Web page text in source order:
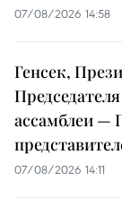
07/08/2026 14:58
Генсек,
ассамблеи —
07/08/2026 14:11